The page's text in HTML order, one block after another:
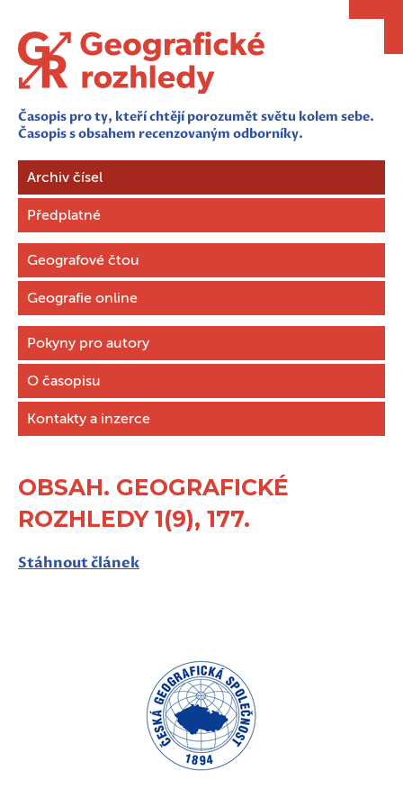
Časopis pro ty, kteří chtějí porozumět světu kolem sebe.
Časopis s obsahem recenzovaným odborníky.
Archiv čísel
Předplatné
Geografové čtou
Geografie online
Pokyny pro autory
O časopisu
Kontakty a inzerce
OBSAH. GEOGRAFICKÉ
ROZHLEDY 1(9), 177.
Stáhnout článek